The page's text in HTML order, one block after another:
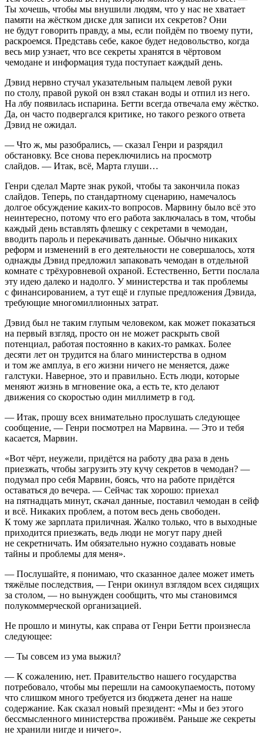
Ты хочешь, чтобы мы внушили людям, что у нас не хватает
памяти на жёстком диске для записи их секретов? Они
не будут говорить правду, а мы, если пойдём по твоему пути,
раскроемся. Представь себе, какое будет недовольство, когда
весь мир узнает, что все секреты хранятся в чёртовом
чемодане и информация туда поступает каждый день.
Дэвид нервно стучал указательным пальцем левой руки
по столу, правой рукой он взял стакан воды и отпил из него.
На лбу появилась испарина. Бетти всегда отвечала ему жёстко.
Да, он часто подвергался критике, но такого резкого ответа
Дэвид не ожидал.
— Что ж, мы разобрались, — сказал Генри и разрядил
обстановку. Все снова переключились на просмотр
слайдов. — Итак, всё, Марта глуши…
Генри сделал Марте знак рукой, чтобы та закончила показ
слайдов. Теперь, по стандартному сценарию, намечалось
долгое обсуждение каких-то вопросов. Марвину было всё это
неинтересно, потому что его работа заключалась в том, чтобы
каждый день вставлять флешку с секретами в чемодан,
вводить пароль и перекачивать данные. Обычно никаких
реформ и изменений в его деятельности не совершалось, хотя
однажды Дэвид предложил запаковать чемодан в отдельной
комнате с трёхуровневой охраной. Естественно, Бетти послала
эту идею далеко и надолго. У министерства и так проблемы
с финансированием, а тут ещё и глупые предложения Дэвида,
требующие многомиллионных затрат.
Дэвид был не таким глупым человеком, как может показаться
на первый взгляд, просто он не может раскрыть свой
потенциал, работая постоянно в каких-то рамках. Более
десяти лет он трудится на благо министерства в одном
и том же амплуа, в его жизни ничего не меняется, даже
галстуки. Наверное, это и правильно. Есть люди, которые
меняют жизнь в мгновение ока, а есть те, кто делают
движения со скоростью один миллиметр в год.
— Итак, прошу всех внимательно прослушать следующее
сообщение, — Генри посмотрел на Марвина. — Это и тебя
касается, Марвин.
«Вот чёрт, неужели, придётся на работу два раза в день
приезжать, чтобы загрузить эту кучу секретов в чемодан? —
подумал про себя Марвин, боясь, что на работе придётся
оставаться до вечера. — Сейчас так хорошо: приехал
на пятнадцать минут, скачал данные, поставил чемодан в сейф
и всё. Никаких проблем, а потом весь день свободен.
К тому же зарплата приличная. Жалко только, что в выходные
приходится приезжать, ведь люди не могут пару дней
не секретничать. Им обязательно нужно создавать новые
тайны и проблемы для меня».
— Послушайте, я понимаю, что сказанное далее может иметь
тяжёлые последствия, — Генри окинул взглядом всех сидящих
за столом, — но вынужден сообщить, что мы становимся
полукоммерческой организацией.
Не прошло и минуты, как справа от Генри Бетти произнесла
следующее:
— Ты совсем из ума выжил?
— К сожалению, нет. Правительство нашего государства
потребовало, чтобы мы перешли на самоокупаемость, потому
что слишком много требуется из бюджета денег на наше
содержание. Как сказал новый президент: «Мы и без этого
бессмысленного министерства проживём. Раньше же секреты
не хранили нигде и ничего».